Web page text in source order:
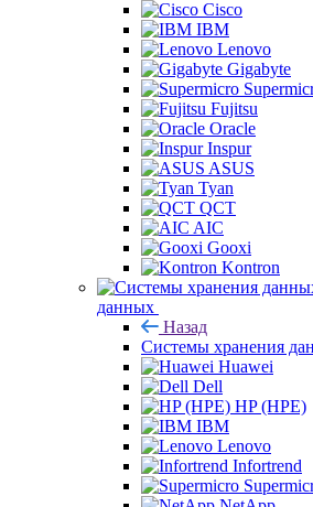
Cisco
IBM
Lenovo
Gigabyte
Fujitsu
Oracle
Inspur
ASUS
Tyan
QCT
AIC
Gooxi
Kontron
данных
Назад
Системы хранения
Huawei
Dell
HP (HPE)
IBM
Lenovo
Infortrend